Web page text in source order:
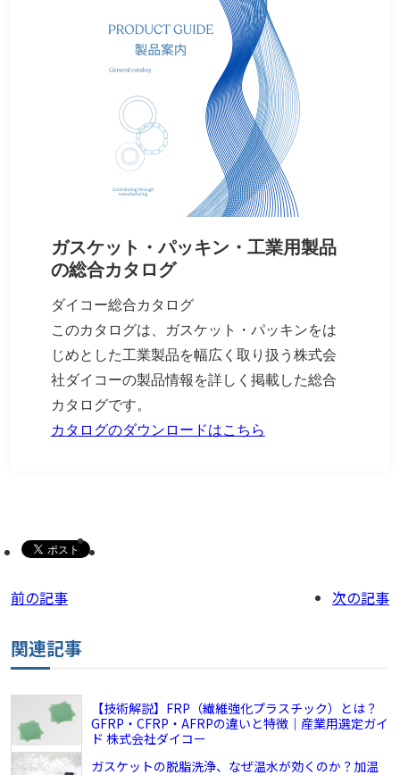
ガスケット・パッキン・工業用製品
の総合カタログ
ダイコー総合カタログ
このカタログは、ガスケット・パッキンをは
じめとした工業製品を幅広く取り扱う株式会
社ダイコーの製品情報を詳しく掲載した総合
カタログです。
カタログのダウンロードはこちら
前の記事 次の記事
関連記事
【技術解説】FRP（繊維強化プラスチック）とは？
GFRP・CFRP・AFRPの違いと特徴｜産業用選定ガイ
ド 株式会社ダイコー
ガスケットの脱脂洗浄、なぜ温水が効くのか？加温